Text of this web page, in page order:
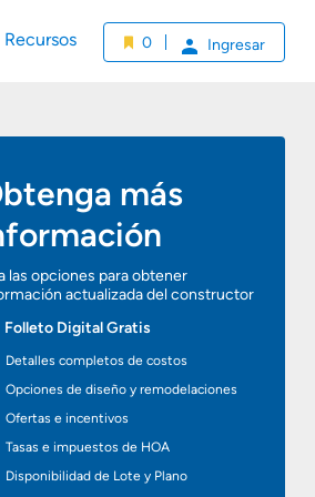
Recursos 0 Ingresar
más
las opciones para obtener
actualizada del constructor
Folleto Digital Gratis
Detalles completos de costos
Opciones de diseño y remodelaciones
Ofertas e incentivos
Tasas e impuestos de HOA
Disponibilidad de Lote y Plano